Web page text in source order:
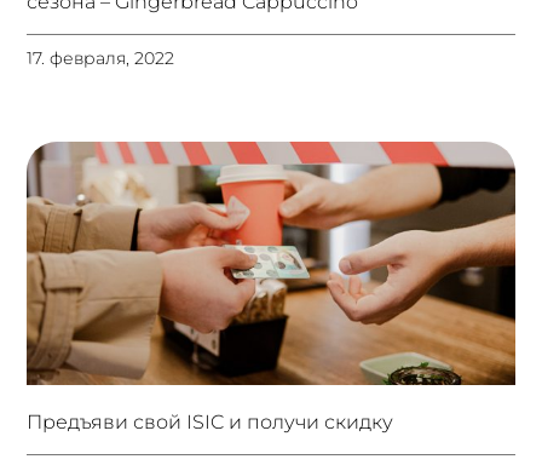
17. февраля, 2022
Предъяви свой ISIC и получи скидку